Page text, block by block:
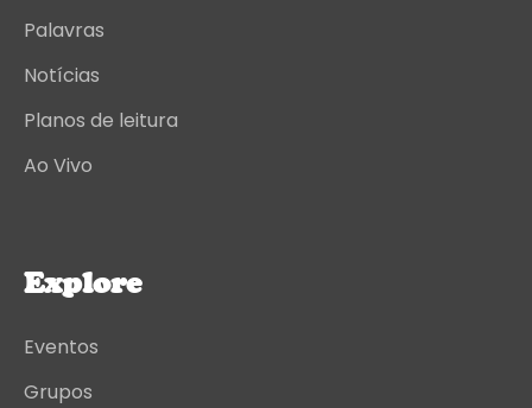
Palavras
Notícias
Planos de leitura
Ao Vivo
Explore
Eventos
Grupos